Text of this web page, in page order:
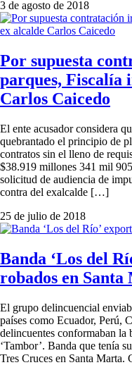
3 de agosto de 2018
Por supuesta
parques, Fiscalía
Carlos Caicedo
El ente acusador considera
quebrantado el principio de
contratos sin el lleno de
$38.919 millones 341 mil
solicitud de audiencia de
contra del exalcalde […]
25 de julio de 2018
Banda ‘Los del
robados en Santa
El grupo delincuencial
países como Ecuador, Perú,
delincuentes conformaban la
‘Tambor’. Banda que tenía
Tres Cruces en Santa